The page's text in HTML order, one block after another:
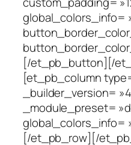
global_colors_info=
[/et_pb_button][/
[et_pb_column
_builder_version=
_module_preset=
global_colors_info=
[/et_pb_row][/